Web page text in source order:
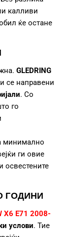
калливи
ќе остане
GLEDRING
се направени
. Со
го
минимално
ги овие
освестените
ГОДИНИ
X6 E71 2008-
услови. Тие